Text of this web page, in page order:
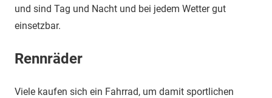
und sind Tag und Nacht und bei jedem Wetter gut
einsetzbar.
Rennräder
Viele kaufen sich ein Fahrrad, um damit sportlichen